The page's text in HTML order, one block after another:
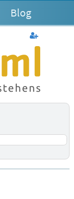
Blog